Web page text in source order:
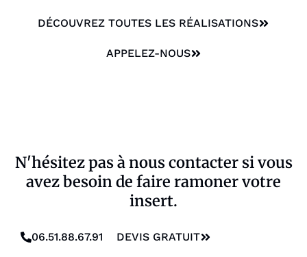
DÉCOUVREZ TOUTES LES RÉALISATIONS
APPELEZ-NOUS
N'hésitez pas à nous contacter si vous
avez besoin de faire ramoner votre
insert.
06.51.88.67.91 DEVIS GRATUIT